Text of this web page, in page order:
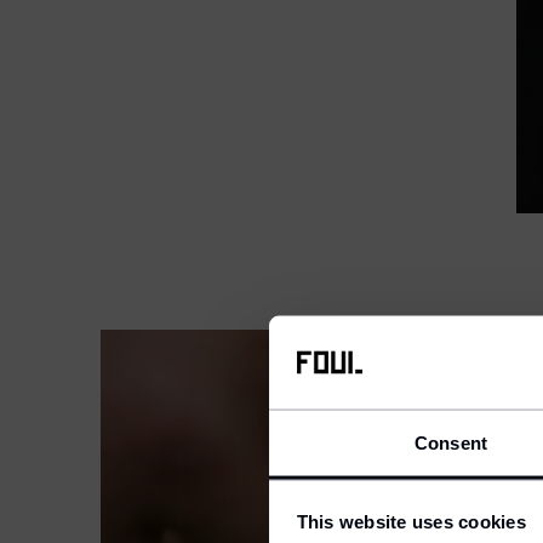
Consent
This website uses cookies